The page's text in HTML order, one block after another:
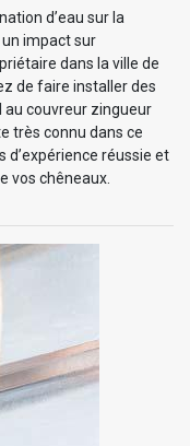
d’eau sur la
impact sur
dans la ville de
de faire installer des
couvreur zingueur
très connu dans ce
d’expérience réussie et
vos chêneaux.